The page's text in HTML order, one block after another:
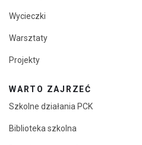
Wycieczki
Warsztaty
Projekty
WARTO ZAJRZEĆ
Szkolne działania PCK
Biblioteka szkolna